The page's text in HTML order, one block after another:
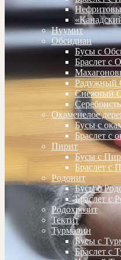
Нуумит
Обсидиан
Бусы с
Браслет с
Радужный
Снежный
Окаменелое
Бусы с
Браслет с
Пирит
Бусы с
Браслет с
Родонит
Бусы с
Браслет с
Родохрозит
Тектит
Турмалин
Бусы с
Браслет с